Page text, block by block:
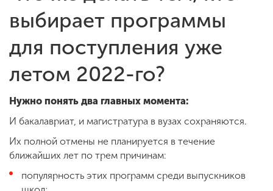
выбирает программы
для поступления уже
летом 2022-го?
Нужно понять два главных момента:
И бакалавриат, и магистратура в вузах сохраняются.
Их полной отмены не планируется в течение
ближайших лет по трем причинам:
популярность этих программ среди выпускников